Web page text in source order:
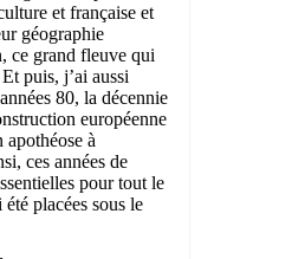
et française et
géographie
ce grand fleuve qui
puis, j’ai aussi
80, la décennie
européenne
apothéose à
ces années de
pour tout le
placées sous le